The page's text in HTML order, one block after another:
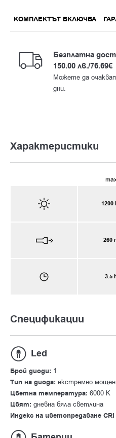
КОМПЛЕКТЪТ ВКЛЮЧВА
Бeзплатна
150.00 лв./76.69€
Можете да
дни.
Характеристики
1200
260
3.5
Спецификации
Led
Брой диоди: 1
Тип на диода: екстремно мощен
Цветна температура: 6000 К
Цвят: дневна бяла светлина
Индекс на цветопредаване CRI